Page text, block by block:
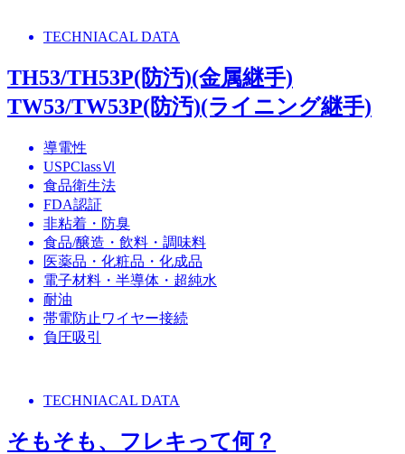
TECHNIACAL DATA
TH53/TH53P(防汚)(金属継手)
TW53/TW53P(防汚)(ライニング継手)
導電性
USPClassⅥ
食品衛生法
FDA認証
非粘着・防臭
食品/醸造・飲料・調味料
医薬品・化粧品・化成品
電子材料・半導体・超純水
耐油
帯電防止ワイヤー接続
負圧吸引
TECHNIACAL DATA
そもそも、フレキって何？